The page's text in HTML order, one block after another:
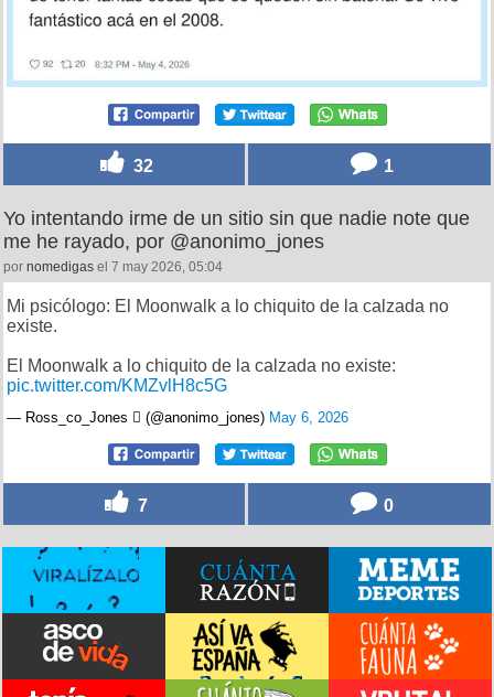
32 1
Yo intentando irme de un sitio sin que nadie note que
me he rayado, por @anonimo_jones
por nomedigas el 7 may 2026, 05:04
Mi psicólogo: El Moonwalk a lo chiquito de la calzada no
existe.
El Moonwalk a lo chiquito de la calzada no existe:
pic.twitter.com/KMZvlH8c5G
— Ross_co_Jones  (@anonimo_jones) May 6, 2026
7 0